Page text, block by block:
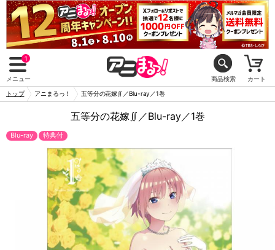
1
メニュー 商品検索 カート
トップ アニまるっ！ 五等分の花嫁∬／Blu-ray／1巻
五等分の花嫁∬／Blu-ray／1巻
Blu-ray 特典付